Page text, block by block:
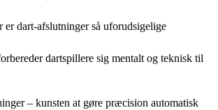
dart-afslutninger så uforudsigelige
dartspillere sig mentalt og teknisk til
– kunsten at gøre præcision automatisk